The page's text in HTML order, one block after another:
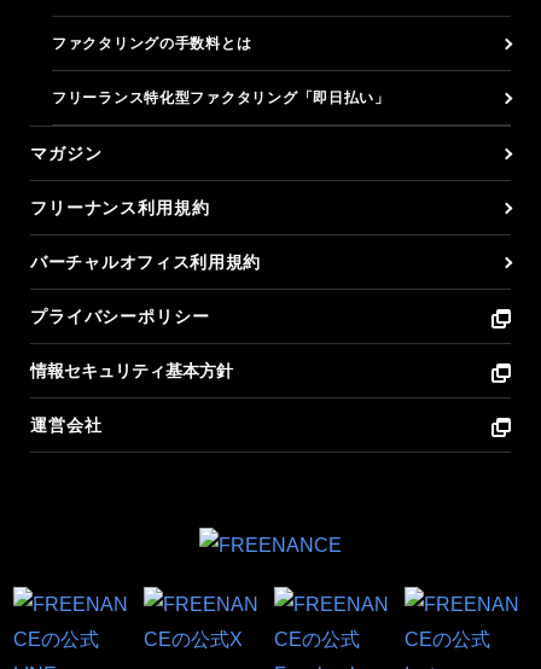
ファクタリングの手数料とは
フリーランス特化型ファクタリング「即日払い」
マガジン
フリーナンス利用規約
バーチャルオフィス利用規約
プライバシーポリシー
情報セキュリティ基本方針
運営会社